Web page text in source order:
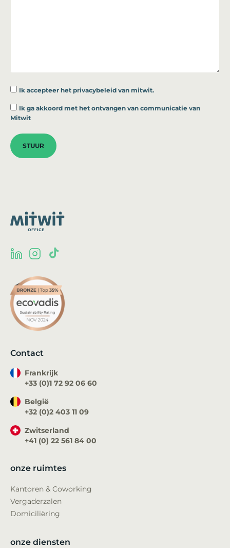
Ik accepteer het privacybeleid van mitwit.
Ik ga akkoord met het ontvangen van communicatie van
Mitwit
STUUR
Contact
Frankrijk
+33 (0)1 72 92 06 60
België
+32 (0)2 403 11 09
Zwitserland
+41 (0) 22 561 84 00
onze ruimtes
Kantoren & Coworking
Vergaderzalen
Domiciliëring
onze diensten